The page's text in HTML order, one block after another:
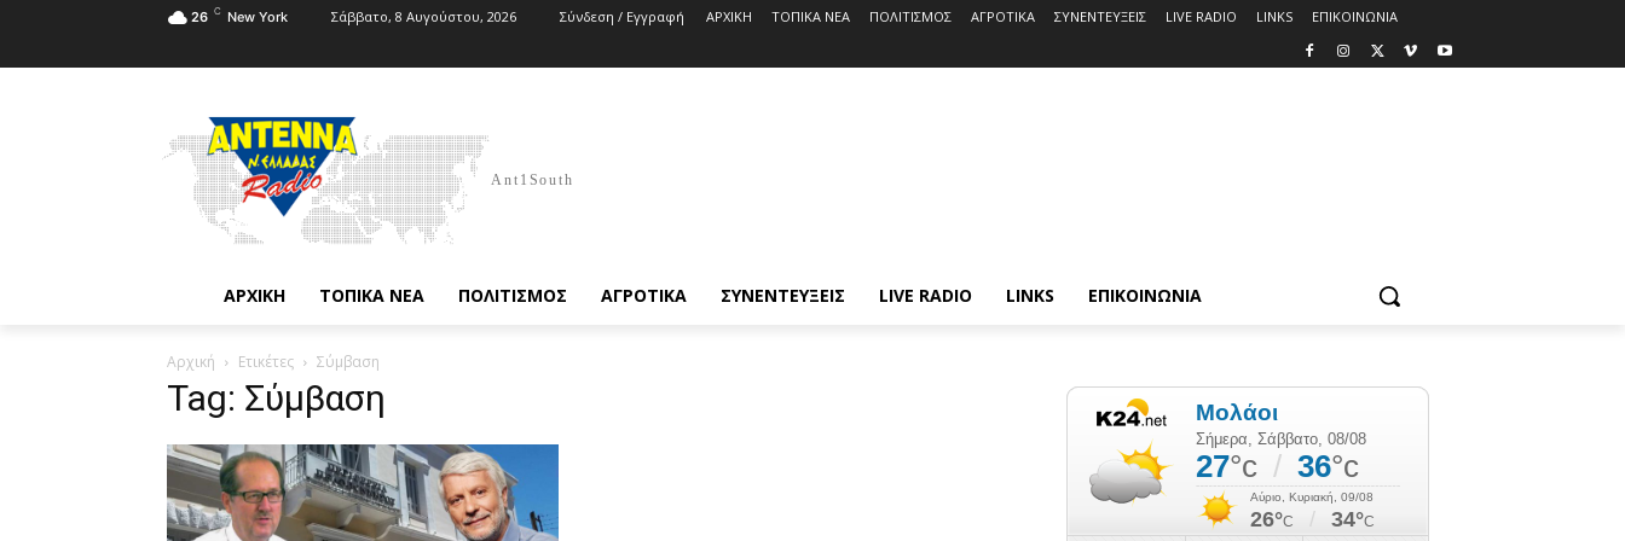
26 C New York Σάββατο, 8 Αυγούστου, 2026 Σύνδεση / Εγγραφή ΑΡΧΙΚΗ ΤΟΠΙΚΑ ΝΕΑ ΠΟΛΙΤΙΣΜΟΣ ΑΓΡΟΤΙΚΑ ΣΥΝΕΝΤΕΥΞΕΙΣ LIVE RADIO LINKS ΕΠΙΚΟΙΝΩΝΙΑ
Ant1South
ΑΡΧΙΚΗ ΤΟΠΙΚΑ ΝΕΑ ΠΟΛΙΤΙΣΜΟΣ ΑΓΡΟΤΙΚΑ ΣΥΝΕΝΤΕΥΞΕΙΣ LIVE RADIO LINKS ΕΠΙΚΟΙΝΩΝΙΑ
Αρχική Ετικέτες Σύμβαση
Tag: Σύμβαση